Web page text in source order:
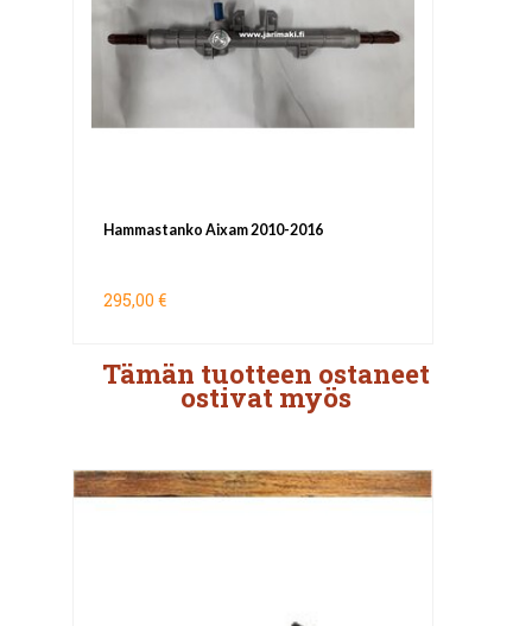
Hammastanko Aixam 2010-2016
295,00 €
Tämän tuotteen ostaneet
ostivat myös